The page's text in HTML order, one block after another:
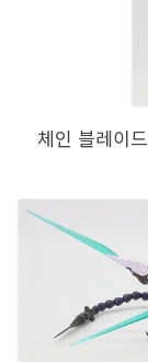
체인 블레이